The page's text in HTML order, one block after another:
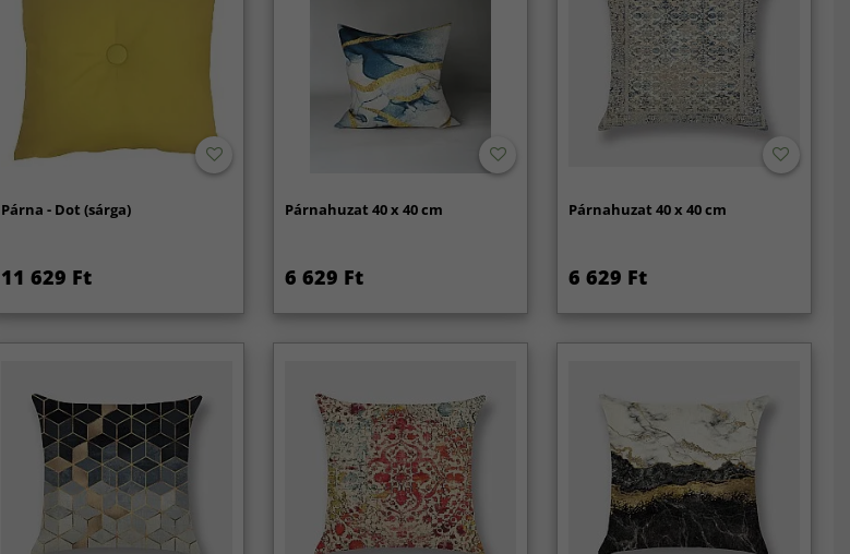
Párna - Dot (sárga)
11 629 Ft
Párnahuzat 40 x 40 cm
6 629 Ft
Párnahuzat 40 x 40 cm
6 629 Ft